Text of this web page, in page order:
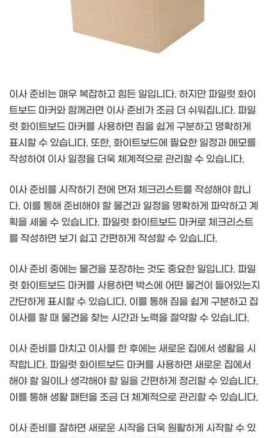
이사 준비는 매우 복잡하고 힘든 일입니다. 하지만 파일럿 화이
트보드 마커와 함께라면 이사 준비가 조금 더 쉬워집니다. 파일
럿 화이트보드 마커를 사용하면 짐을 쉽게 구분하고 명확하게
표시할 수 있습니다. 또한, 화이트보드에 필요한 일정과 메모를
작성하여 이사 일정을 더욱 체계적으로 관리할 수 있습니다.
이사 준비를 시작하기 전에 먼저 체크리스트를 작성해야 합니
다. 이를 통해 준비해야 할 물건과 일정을 명확하게 파악하고 계
획을 세울 수 있습니다. 파일럿 화이트보드 마커로 체크리스트
를 작성하면 보기 쉽고 간편하게 작성할 수 있습니다.
이사 준비 중에는 물건을 포장하는 것도 중요한 일입니다. 파일
럿 화이트보드 마커를 사용하면 박스에 어떤 물건이 들어있는지
간단하게 표시할 수 있습니다. 이를 통해 짐을 쉽게 구분하고 집
이사를 할 때 물건을 찾는 시간과 노력을 절약할 수 있습니다.
이사 준비를 마치고 이사를 한 후에는 새로운 집에서 생활을 시
작합니다. 파일럿 화이트보드 마커를 사용하면 새로운 집에서
해야 할 일이나 생각해야 할 일을 간편하게 정리할 수 있습니다.
이를 통해 생활 패턴을 조금 더 체계적으로 관리할 수 있습니다.
이사 준비를 잘하면 새로운 시작을 더욱 원활하게 시작할 수 있